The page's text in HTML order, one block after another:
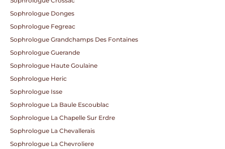
Sophrologue Donges
Sophrologue Fegreac
Sophrologue Grandchamps Des Fontaines
Sophrologue Guerande
Sophrologue Haute Goulaine
Sophrologue Heric
Sophrologue Isse
Sophrologue La Baule Escoublac
Sophrologue La Chapelle Sur Erdre
Sophrologue La Chevallerais
Sophrologue La Chevroliere